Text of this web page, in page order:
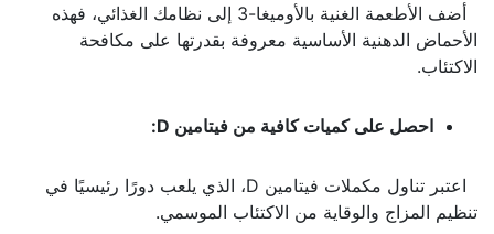
أضف الأطعمة الغنية بالأوميغا-3 إلى نظامك الغذائي، فهذه
الأحماض الدهنية الأساسية معروفة بقدرتها على مكافحة
الاكتئاب.
احصل على كميات كافية من فيتامين D
:
اعتبر تناول مكملات فيتامين D، الذي يلعب دورًا رئيسيًا في
تنظيم المزاج والوقاية من الاكتئاب الموسمي.